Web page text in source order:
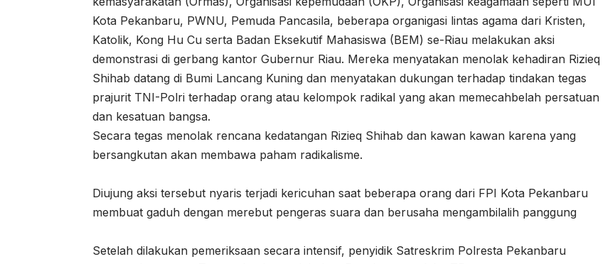
Kota Pekanbaru, PWNU, Pemuda Pancasila, beberapa organigasi lintas agama dari Kristen,
Katolik, Kong Hu Cu serta Badan Eksekutif Mahasiswa (BEM) se-Riau melakukan aksi
demonstrasi di gerbang kantor Gubernur Riau. Mereka menyatakan menolak kehadiran Rizieq
Shihab datang di Bumi Lancang Kuning dan menyatakan dukungan terhadap tindakan tegas
prajurit TNI-Polri terhadap orang atau kelompok radikal yang akan memecahbelah persatuan
dan kesatuan bangsa.
Secara tegas menolak rencana kedatangan Rizieq Shihab dan kawan kawan karena yang
bersangkutan akan membawa paham radikalisme.
Diujung aksi tersebut nyaris terjadi kericuhan saat beberapa orang dari FPI Kota Pekanbaru
membuat gaduh dengan merebut pengeras suara dan berusaha mengambilalih panggung
Setelah dilakukan pemeriksaan secara intensif, penyidik Satreskrim Polresta Pekanbaru